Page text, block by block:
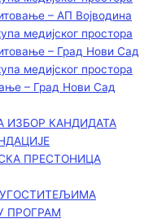
– АП Војводинa
медијског простора
– Град Нови Сад
медијског простора
– Град Нови Сад
ИЗБОР КАНДИДАТА
ПРЕСТОНИЦА
ПРОГРАМ